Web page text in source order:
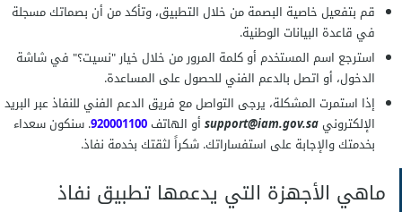
قم بتفعيل خاصية البصمة من خلال التطبيق، وتأكد من أن بصماتك مسجلة
في قاعدة البيانات الوطنية.
استرجع اسم المستخدم أو كلمة المرور من خلال خيار "نسيت؟" في شاشة
الدخول، أو اتصل بالدعم الفني للحصول على المساعدة.
إذا استمرت المشكلة، يرجى التواصل مع فريق الدعم الفني للنفاذ عبر البريد
الإلكترونيsupport@iam.gov.sa أو الهاتف920001100. سنكون سعداء
بخدمتك والإجابة على استفساراتك. شكراً لثقتك بخدمة نفاذ.
ماهي الأجهزة التي يدعمها تطبيق نفاذ